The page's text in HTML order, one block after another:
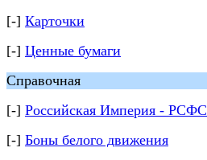
[-] Карточки
[-] Ценные бумаги
Справочная
[-] Российская Империя -
[-] Боны белого движения